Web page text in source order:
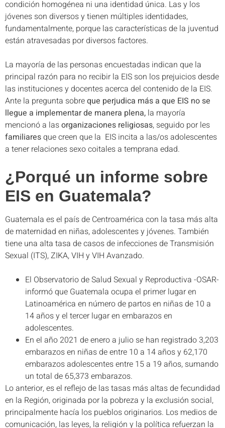
condición homogénea ni una identidad única. Las y los
jóvenes son diversos y tienen múltiples identidades,
fundamentalmente, porque las características de la juventud
están atravesadas por diversos factores.
La mayoría de las personas encuestadas indican que la
principal razón para no recibir la EIS son los prejuicios desde
las instituciones y docentes acerca del contenido de la EIS.
Ante la pregunta sobreque perjudica más a que EIS no se
llegue a implementar de manera plena, la mayoría
mencionó a lasorganizaciones religiosas, seguido por les
familiaresque creen que la EIS incita a las/os adolescentes
a tener relaciones sexo coitales a temprana edad.
¿Porqué un informe sobre
EIS en Guatemala?
Guatemala es el país de Centroamérica con la tasa más alta
de maternidad en niñas, adolescentes y jóvenes. También
tiene una alta tasa de casos de infecciones de Transmisión
Sexual (ITS), ZIKA, VIH y VIH Avanzado.
El Observatorio de Salud Sexual y Reproductiva -OSAR-
informó que Guatemala ocupa el primer lugar en
Latinoamérica en número de partos en niñas de 10 a
14 años y el tercer lugar en embarazos en
adolescentes.
En el año 2021 de enero a julio se han registrado 3,203
embarazos en niñas de entre 10 a 14 años y 62,170
embarazos adolescentes entre 15 a 19 años, sumando
un total de 65,373 embarazos.
Lo anterior, es el reflejo de las tasas más altas de fecundidad
en la Región, originada por la pobreza y la exclusión social,
principalmente hacía los pueblos originarios. Los medios de
comunicación, las leyes, la religión y la política refuerzan la